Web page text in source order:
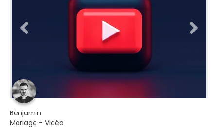
Benjamin
Mariage - Vidéo